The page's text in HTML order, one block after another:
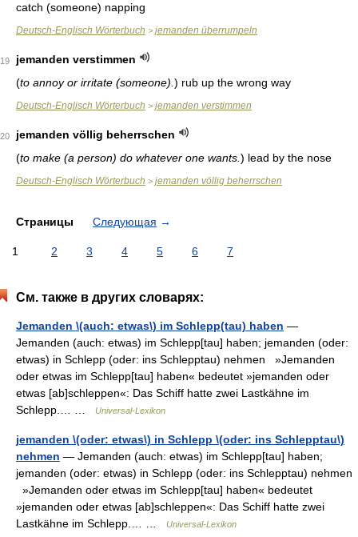
catch (someone) napping
Deutsch-Englisch Wörterbuch > jemanden überrumpeln
19
jemanden verstimmen
(to annoy or irritate (someone). ) rub up the wrong way
Deutsch-Englisch Wörterbuch > jemanden verstimmen
20
jemanden völlig beherrschen
(to make (a person) do whatever one wants. ) lead by the nose
Deutsch-Englisch Wörterbuch > jemanden völlig beherrschen
Страницы Следующая →
1 2 3 4 5 6 7
См. также в других словарях:
Jemanden \(auch: etwas\) im Schlepp(tau) haben —
Jemanden (auch: etwas) im Schlepp[tau] haben; jemanden (oder:
etwas) in Schlepp (oder: ins Schlepptau) nehmen »Jemanden
oder etwas im Schlepp[tau] haben« bedeutet »jemanden oder
etwas [ab]schleppen«: Das Schiff hatte zwei Lastkähne im
Schlepp.… …
Universal-Lexikon
jemanden \(oder: etwas\) in Schlepp \(oder: ins Schlepptau\)
nehmen — Jemanden (auch: etwas) im Schlepp[tau] haben;
jemanden (oder: etwas) in Schlepp (oder: ins Schlepptau) nehmen
»Jemanden oder etwas im Schlepp[tau] haben« bedeutet
»jemanden oder etwas [ab]schleppen«: Das Schiff hatte zwei
Lastkähne im Schlepp.… …
Universal-Lexikon